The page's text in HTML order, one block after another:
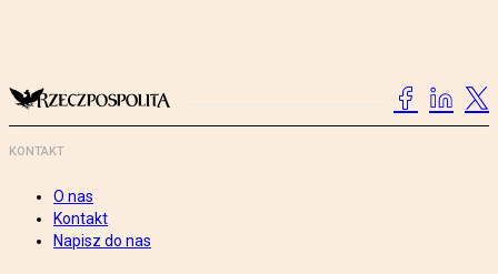
KONTAKT
O nas
Kontakt
Napisz do nas